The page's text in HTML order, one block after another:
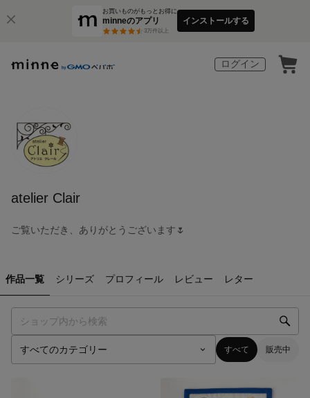
お買いものがもっとお得に
minneのアプリ
3万件以上
インストールする
ログイン
atelier Clair
ご覧いただき、ありがとうございます🌷
作品一覧 シリーズ プロフィール レビュー レター
すべて 販売中